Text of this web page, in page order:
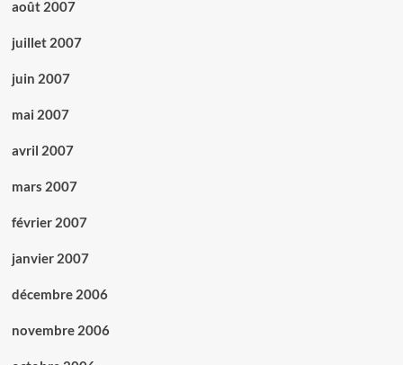
août 2007
juillet 2007
juin 2007
mai 2007
avril 2007
mars 2007
février 2007
janvier 2007
décembre 2006
novembre 2006